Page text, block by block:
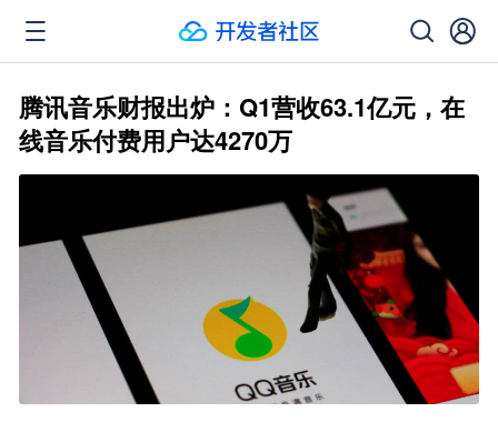
腾讯音乐财报出炉：Q1营收63.1亿元，在
线音乐付费用户达4270万